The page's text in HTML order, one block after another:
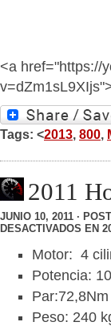
<a href="https://
Tags: <2013, 800,
2011
JUNIO 10, 2011 ·
DESACTIVADOS EN
Motor: 4
Potencia:
Peso: 240